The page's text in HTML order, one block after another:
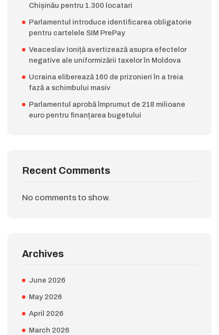
Chișinău pentru 1.300 locatari
Parlamentul introduce identificarea obligatorie
pentru cartelele SIM PrePay
Veaceslav Ioniță avertizează asupra efectelor
negative ale uniformizării taxelor în Moldova
Ucraina eliberează 160 de prizonieri în a treia
fază a schimbului masiv
Parlamentul aprobă împrumut de 218 milioane
euro pentru finanțarea bugetului
Recent Comments
No comments to show.
Archives
June 2026
May 2026
April 2026
March 2026